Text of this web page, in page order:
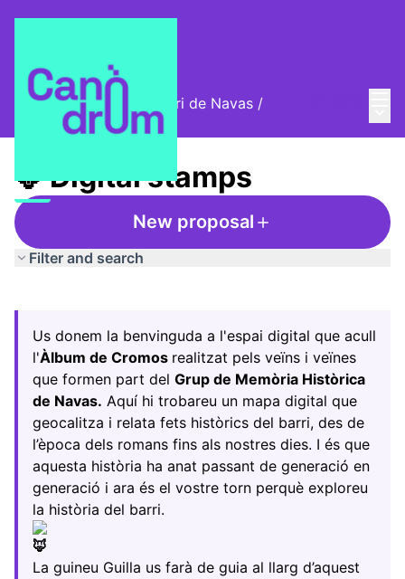
Cromos digitals del barri de Navas /
🦊 Digital stamps
🦊 Digital stamps
New proposal
Filter and search
−
Us donem la benvinguda a l'espai digital que acull
l'Àlbum de Cromos realitzat pels veïns i veïnes
que formen part del Grup de Memòria Històrica
de Navas. Aquí hi trobareu un mapa digital que
geocalitza i relata fets històrics del barri, des de
l’època dels romans fins als nostres dies. I és que
aquesta història ha anat passant de generació en
generació i ara és el vostre torn perquè exploreu
la història del barri.
La guineu Guilla us farà de guia al llarg d’aquest